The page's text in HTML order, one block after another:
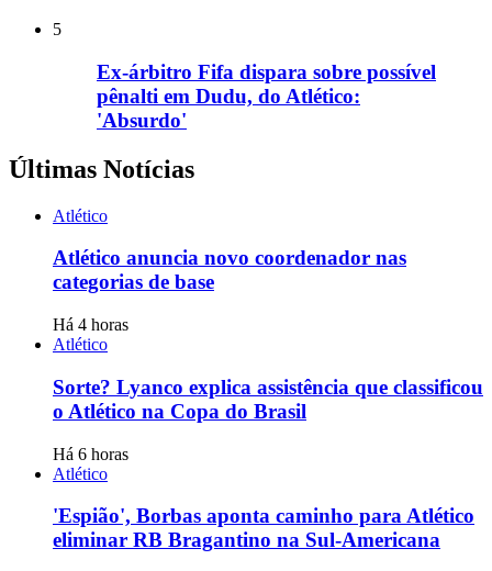
5
Ex-árbitro Fifa dispara sobre possível
pênalti em Dudu, do Atlético:
'Absurdo'
Últimas Notícias
Atlético
Atlético anuncia novo coordenador nas
categorias de base
Há 4 horas
Atlético
Sorte? Lyanco explica assistência que classificou
o Atlético na Copa do Brasil
Há 6 horas
Atlético
'Espião', Borbas aponta caminho para Atlético
eliminar RB Bragantino na Sul-Americana